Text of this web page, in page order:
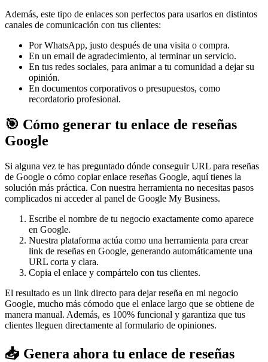
Además, este tipo de enlaces son perfectos para usarlos en distintos
canales de comunicación con tus clientes:
Por WhatsApp, justo después de una visita o compra.
En un email de agradecimiento, al terminar un servicio.
En tus redes sociales, para animar a tu comunidad a dejar su
opinión.
En documentos corporativos o presupuestos, como
recordatorio profesional.
🎯 Cómo generar tu enlace de reseñas
Google
Si alguna vez te has preguntado dónde conseguir URL para reseñas
de Google o cómo copiar enlace reseñas Google, aquí tienes la
solución más práctica. Con nuestra herramienta no necesitas pasos
complicados ni acceder al panel de Google My Business.
Escribe el nombre de tu negocio exactamente como aparece
en Google.
Nuestra plataforma actúa como una herramienta para crear
link de reseñas en Google, generando automáticamente una
URL corta y clara.
Copia el enlace y compártelo con tus clientes.
El resultado es un link directo para dejar reseña en mi negocio
Google, mucho más cómodo que el enlace largo que se obtiene de
manera manual. Además, es 100% funcional y garantiza que tus
clientes lleguen directamente al formulario de opiniones.
📥 Genera ahora tu enlace de reseñas